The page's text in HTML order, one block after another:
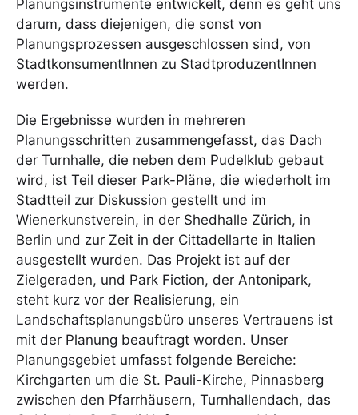
Planungsinstrumente entwickelt, denn es geht uns
darum, dass diejenigen, die sonst von
Planungsprozessen ausgeschlossen sind, von
StadtkonsumentInnen zu StadtproduzentInnen
werden.
Die Ergebnisse wurden in mehreren
Planungsschritten zusammengefasst, das Dach
der Turnhalle, die neben dem Pudelklub gebaut
wird, ist Teil dieser Park-Pläne, die wiederholt im
Stadtteil zur Diskussion gestellt und im
Wienerkunstverein, in der Shedhalle Zürich, in
Berlin und zur Zeit in der Cittadellarte in Italien
ausgestellt wurden. Das Projekt ist auf der
Zielgeraden, und Park Fiction, der Antonipark,
steht kurz vor der Realisierung, ein
Landschaftsplanungsbüro unseres Vertrauens ist
mit der Planung beauftragt worden. Unser
Planungsgebiet umfasst folgende Bereiche:
Kirchgarten um die St. Pauli-Kirche, Pinnasberg
zwischen den Pfarrhäusern, Turnhallendach, das